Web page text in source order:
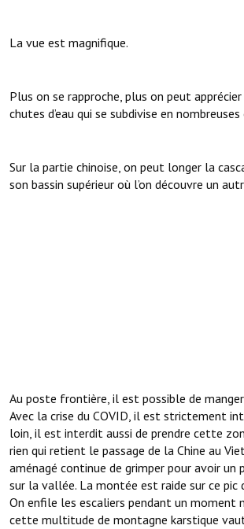
La vue est magnifique.
Plus on se rapproche, plus on peut
chutes d’eau qui se subdivise en
Sur la partie chinoise, on peut longer la
son bassin supérieur où l’on découvre un
Au poste frontière, il est possible de
Avec la crise du COVID, il est strictement
loin, il est interdit aussi de prendre cette
rien qui retient le passage de la Chine au
aménagé continue de grimper pour avoir
sur la vallée. La montée est raide sur ce pic
On enfile les escaliers pendant un moment
cette multitude de montagne karstique